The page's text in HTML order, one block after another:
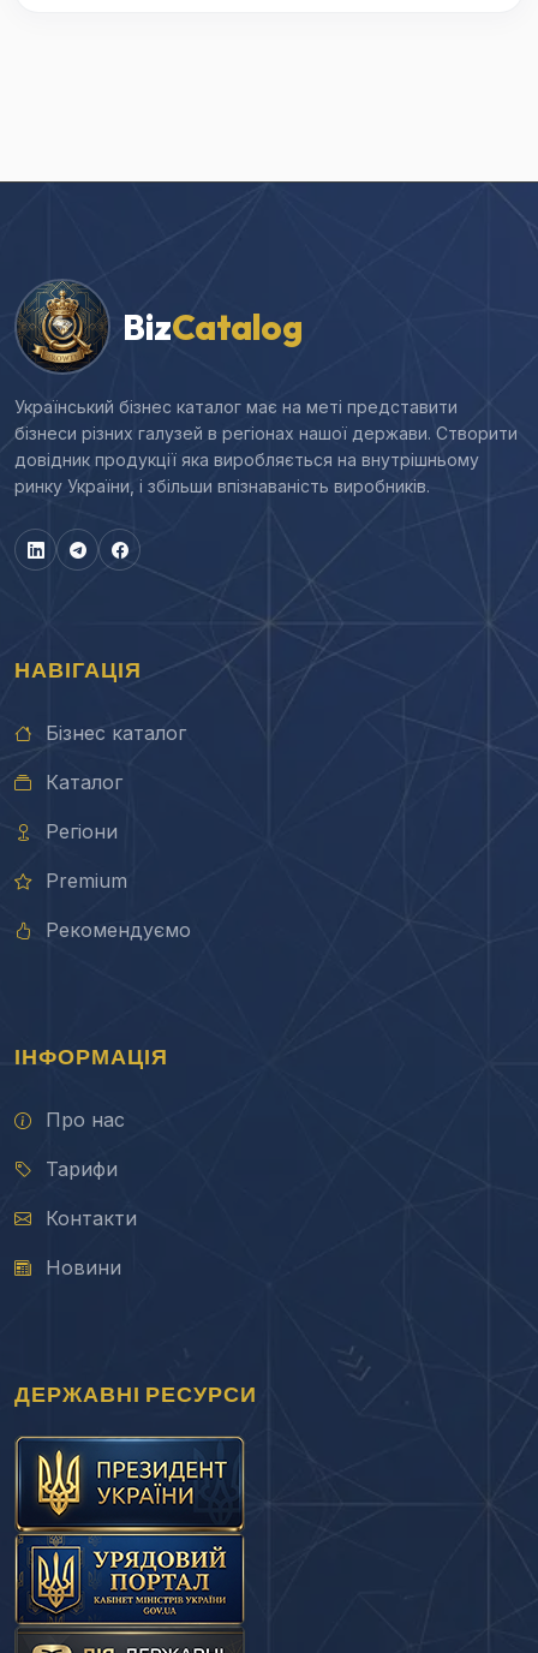
BizCatalog
Український бізнес каталог має на меті представити
бізнеси різних галузей в регіонах нашої держави. Створити
довідник продукції яка виробляється на внутрішньому
ринку України, і збільши впізнаваність виробників.
НАВІГАЦІЯ
Бізнес каталог
Каталог
Регіони
Premium
Рекомендуємо
ІНФОРМАЦІЯ
Про нас
Тарифи
Контакти
Новини
ДЕРЖАВНІ РЕСУРСИ